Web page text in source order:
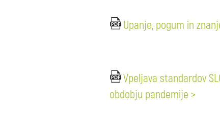
Upanje, pogum in
Vpeljava standardov
obdobju pandemije >